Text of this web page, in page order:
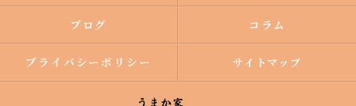
ブログ コラム
プライバシーポリシー サイトマップ